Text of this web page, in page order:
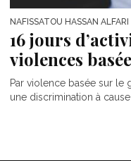
NAFISSATOU HASSAN ALFARI
16 jours
violences
Par violence basée sur le
une discrimination à cause